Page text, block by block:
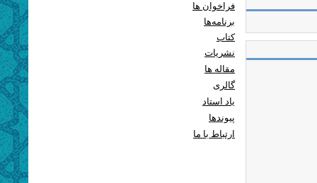
فراخوان ها
برنامه‌ها
کتاب
نشریات
مقاله ها
گالری
یاد استاد
پيوندها
ارتباط با ما